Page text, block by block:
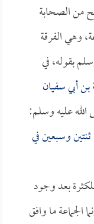
من الصحابة
وهي الفرقة
بقوله، في
بن أبي سفيان
الله عليه وسلم:
وسبعين في
بعد وجود
الجماعة ما وافق